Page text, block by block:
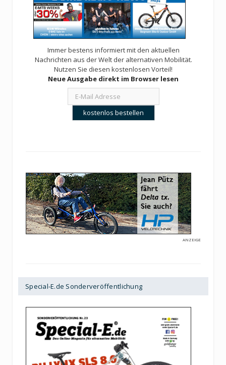
Immer bestens informiert mit den aktuellen
Nachrichten aus der Welt der alternativen Mobilität.
Nutzen Sie diesen kostenlosen Vorteil!
Neue Ausgabe direkt im Browser lesen
ANZEIGE
Special-E.de Sonderveröffentlichung